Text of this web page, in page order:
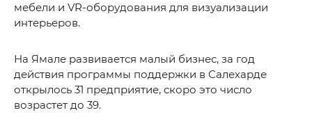
мебели и VR-оборудования для визуализации
интерьеров.
На Ямале развивается малый бизнес, за год
действия программы поддержки в Салехарде
открылось 31 предприятие, скоро это число
возрастет до 39.